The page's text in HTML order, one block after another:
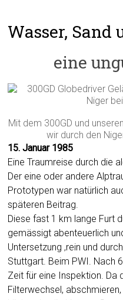
Wasser, Sand
eine
Mit dem 300GD und
wir durch den
15. Januar 1985
Eine Traumreise durch die
Der eine oder andere
Prototypen war natürlich
späteren Beitrag.
Diese fast 1 km lange Furt
gemässigt abenteuerlich
Untersetzung ‚rein und
Stuttgart. Beim PWI. Nach
Zeit für eine Inspektion. Da
Filterwechsel,